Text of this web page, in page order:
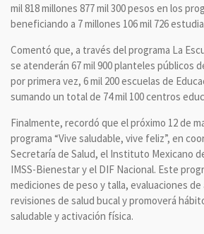
mil 818 millones 877 mil 300 pesos en los
beneficiando a 7 millones 106 mil 726
Comentó que, a través del programa La
se atenderán 67 mil 900 planteles públicos
por primera vez, 6 mil 200 escuelas de
sumando un total de 74 mil 100 centros
Finalmente, recordó que el próximo 12 de
programa “Vive saludable, vive feliz”, en
Secretaría de Salud, el Instituto Mexicano
IMSS-Bienestar y el DIF Nacional. Este
mediciones de peso y talla, evaluaciones de
revisiones de salud bucal y promoverá
saludable y activación física.